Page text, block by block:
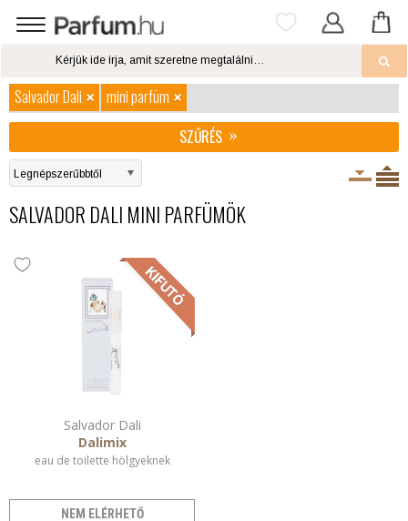
Salvador Dali
mini parfüm
SZŰRÉS
SALVADOR DALI MINI PARFÜMÖK
Salvador Dali
Dalimix
eau de toilette hölgyeknek
NEM ELÉRHETŐ